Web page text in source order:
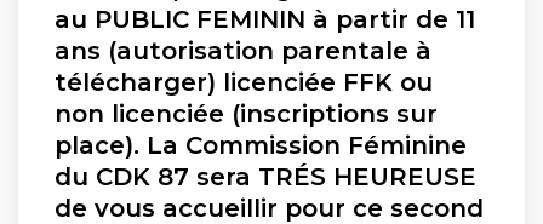
au PUBLIC FEMININ à partir de 11
ans (autorisation parentale à
télécharger) licenciée FFK ou
non licenciée (inscriptions sur
place). La Commission Féminine
du CDK 87 sera TRÉS HEUREUSE
de vous accueillir pour ce second